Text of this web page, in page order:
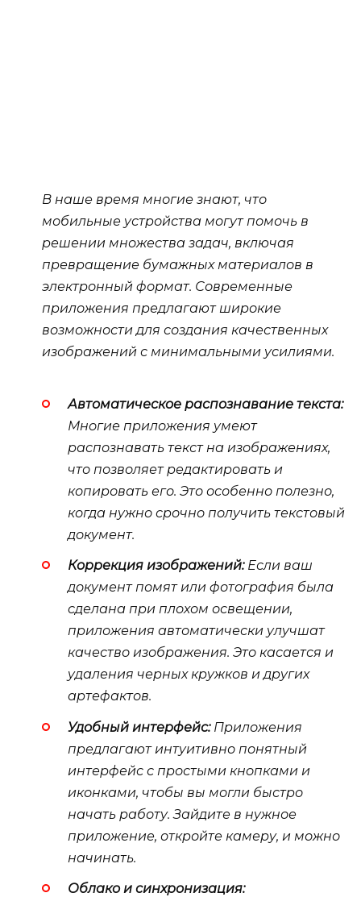
В наше время многие знают, что
мобильные устройства могут помочь в
решении множества задач, включая
превращение бумажных материалов в
электронный формат. Современные
приложения предлагают широкие
возможности для создания качественных
изображений с минимальными усилиями.
Автоматическое распознавание текста:
Многие приложения умеют
распознавать текст на изображениях,
что позволяет редактировать и
копировать его. Это особенно полезно,
когда нужно срочно получить текстовый
документ.
Коррекция изображений:Если ваш
документ помят или фотография была
сделана при плохом освещении,
приложения автоматически улучшат
качество изображения. Это касается и
удаления черных кружков и других
артефактов.
Удобный интерфейс:Приложения
предлагают интуитивно понятный
интерфейс с простыми кнопками и
иконками, чтобы вы могли быстро
начать работу. Зайдите в нужное
приложение, откройте камеру, и можно
начинать.
Облако и синхронизация: